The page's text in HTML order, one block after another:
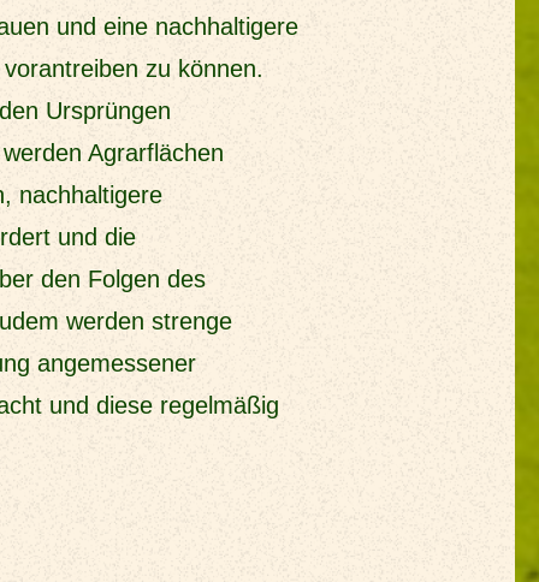
und eine nachhaltigere
zu können.
Ursprüngen
Agrarflächen
nachhaltigere
und die
den Folgen des
werden strenge
angemessener
und diese regelmäßig